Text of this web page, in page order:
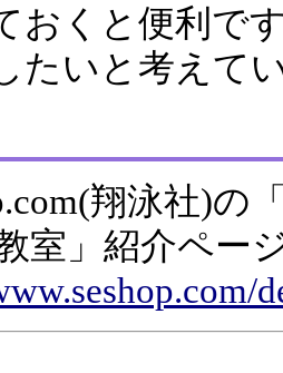
おくと便利で
たいと考えて
翔泳社)
室」紹介ペー